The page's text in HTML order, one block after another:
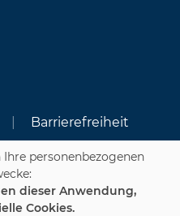
Barrierefreiheit
personenbezogenen
dieser Anwendung,
Cookies.